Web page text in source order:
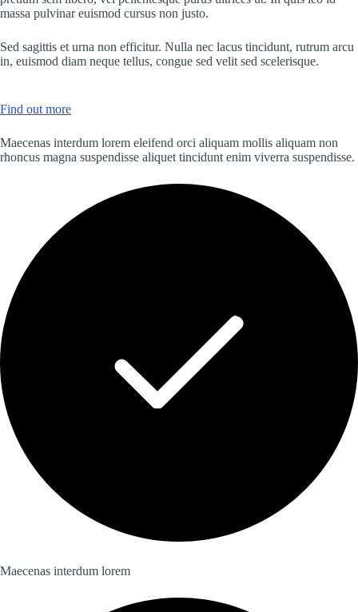
massa pulvinar euismod cursus non justo.
Sed sagittis et urna non efficitur. Nulla nec lacus tincidunt, rutrum arcu
in, euismod diam neque tellus, congue sed velit sed scelerisque.
Find out more
Maecenas interdum lorem eleifend orci aliquam mollis aliquam non
rhoncus magna suspendisse aliquet tincidunt enim viverra suspendisse.
Maecenas interdum lorem